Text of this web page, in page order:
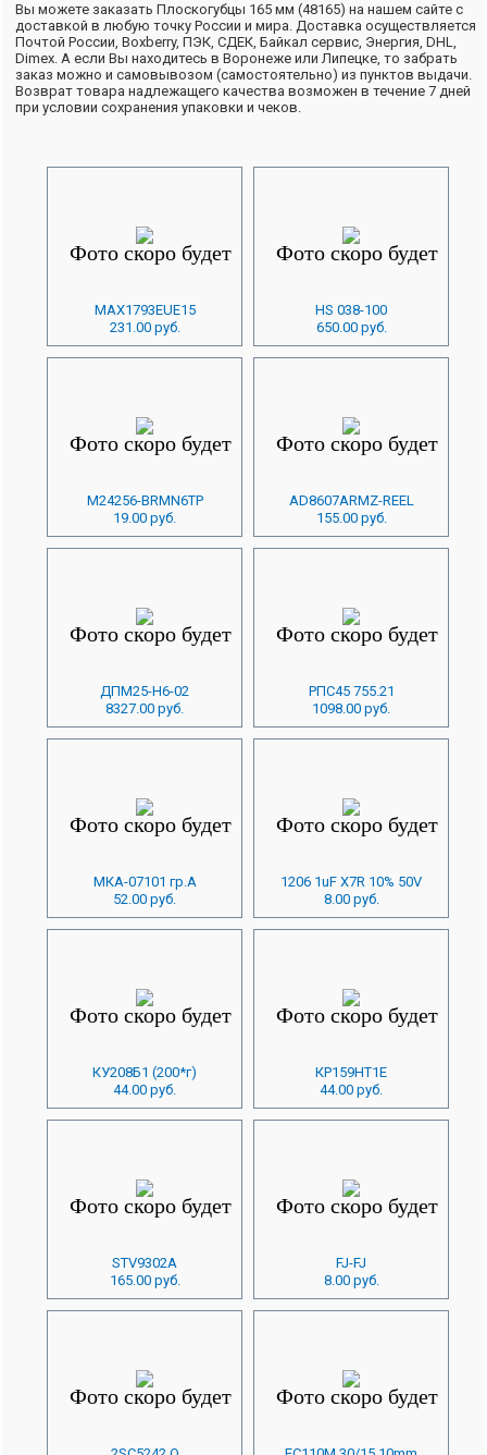
Вы можете заказать Плоскогубцы 165 мм (48165) на нашем сайте с
доставкой в любую точку России и мира. Доставка осуществляется
Почтой России, Boxberry, ПЭК, СДЕК, Байкал сервис, Энергия, DHL,
Dimex. А если Вы находитесь в Воронеже или Липецке, то забрать
заказ можно и самовывозом (самостоятельно) из пунктов выдачи.
Возврат товара надлежащего качества возможен в течение 7 дней
при условии сохранения упаковки и чеков.
MAX1793EUE15
231.00 руб.
HS 038-100
650.00 руб.
M24256-BRMN6TP
19.00 руб.
AD8607ARMZ-REEL
155.00 руб.
ДПМ25-Н6-02
8327.00 руб.
РПС45 755.21
1098.00 руб.
МКА-07101 гр.А
52.00 руб.
1206 1uF X7R 10% 50V
8.00 руб.
КУ208Б1 (200*г)
44.00 руб.
КР159НТ1Е
44.00 руб.
STV9302A
165.00 руб.
FJ-FJ
8.00 руб.